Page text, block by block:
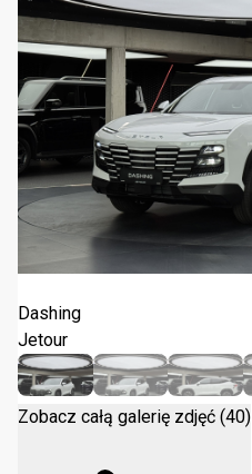
Jetour Dashing 1.5T DCT 2026
Dashing
Jetour
Zobacz całą galerię zdjęć (40)